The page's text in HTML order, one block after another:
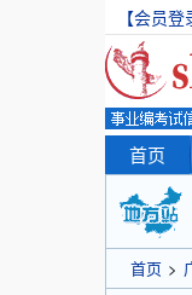
【会员登
首页
首页 >